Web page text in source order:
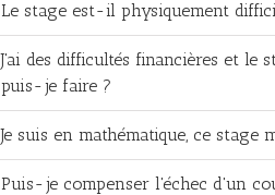
Le stage est-il physiquement
J'ai des difficultés financières et le
puis-je faire ?
Je suis en mathématique, ce stage
Puis-je compenser l'échec d'un